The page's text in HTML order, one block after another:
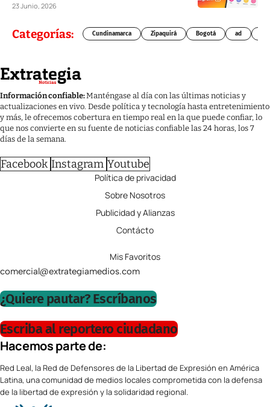
23 Junio, 2026
Categorías: Cundinamarca Zipaquirá Bogotá ad
Información confiable:Manténgase al día con las últimas noticias y
actualizaciones en vivo. Desde política y tecnología hasta entretenimiento
y más, le ofrecemos cobertura en tiempo real en la que puede confiar, lo
que nos convierte en su fuente de noticias confiable las 24 horas, los 7
días de la semana.
Facebook Instagram Youtube
Política de privacidad
Sobre Nosotros
Publicidad y Alianzas
Contácto
Mis Favoritos
comercial@extrategiamedios.com
¿Quiere pautar? Escríbanos
Escriba al reportero ciudadano
Hacemos parte de:
Red Leal, la Red de Defensores de la Libertad de Expresión en América
Latina, una comunidad de medios locales comprometida con la defensa
de la libertad de expresión y la solidaridad regional.